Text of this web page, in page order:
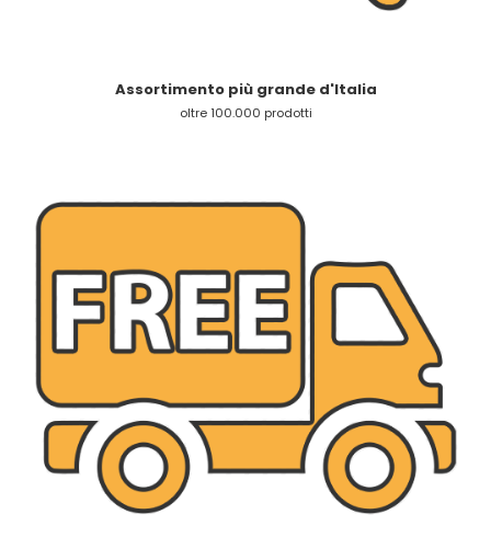
Assortimento più grande d'Italia
oltre 100.000 prodotti